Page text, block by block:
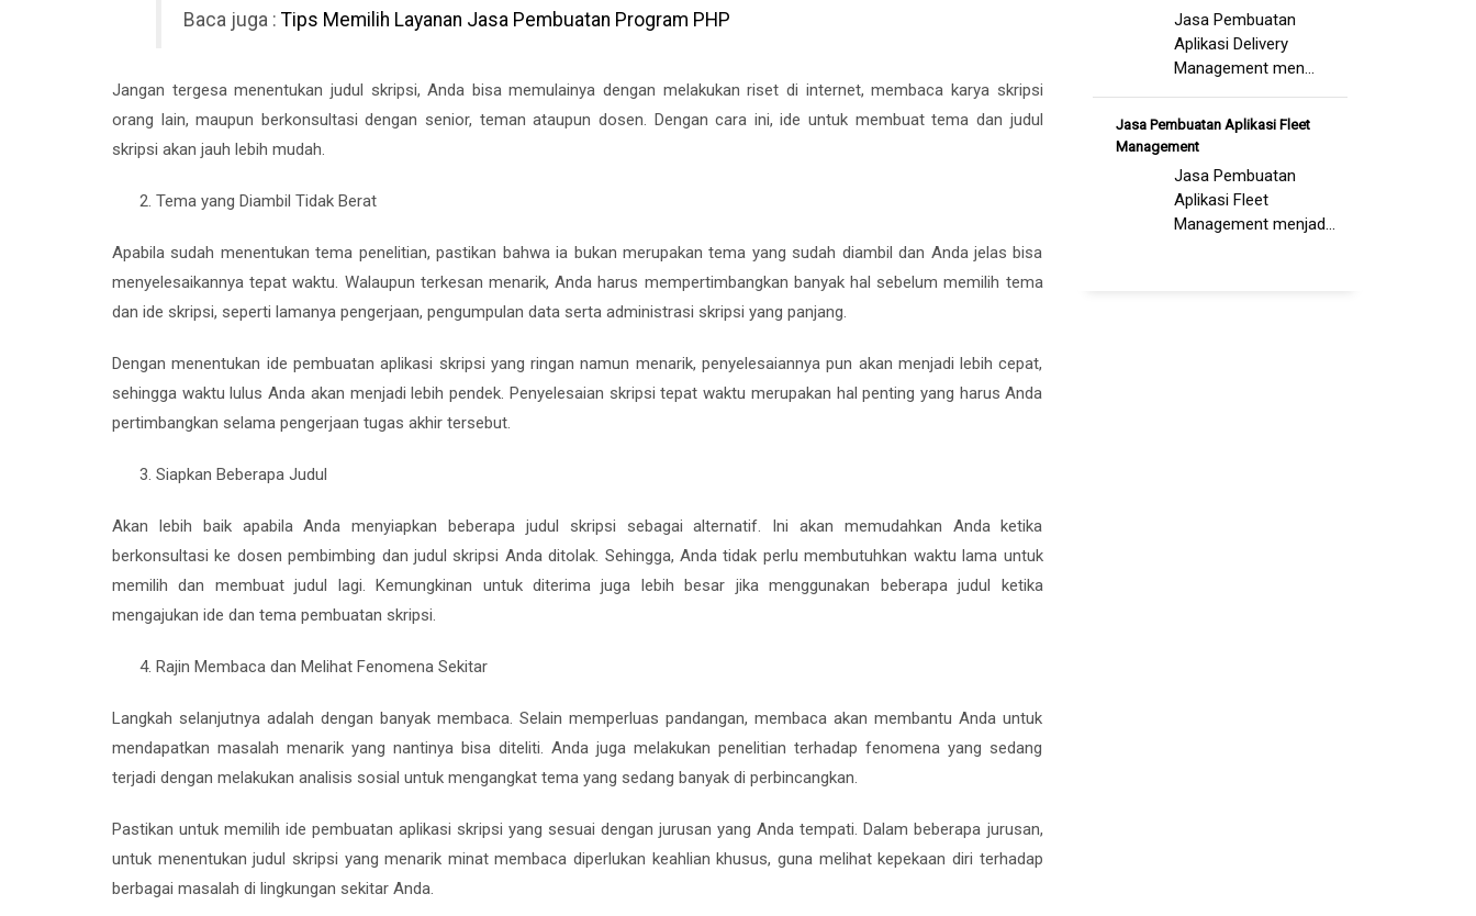
Baca juga : Tips Memilih Layanan Jasa Pembuatan Program PHP
Jangan tergesa menentukan judul skripsi, Anda bisa memulainya dengan melakukan riset di internet, membaca karya skripsi
orang lain, maupun berkonsultasi dengan senior, teman ataupun dosen. Dengan cara ini, ide untuk membuat tema dan judul
skripsi akan jauh lebih mudah.
Tema yang Diambil Tidak Berat
Apabila sudah menentukan tema penelitian, pastikan bahwa ia bukan merupakan tema yang sudah diambil dan Anda jelas bisa
menyelesaikannya tepat waktu. Walaupun terkesan menarik, Anda harus mempertimbangkan banyak hal sebelum memilih tema
dan ide skripsi, seperti lamanya pengerjaan, pengumpulan data serta administrasi skripsi yang panjang.
Dengan menentukan ide pembuatan aplikasi skripsi yang ringan namun menarik, penyelesaiannya pun akan menjadi lebih cepat,
sehingga waktu lulus Anda akan menjadi lebih pendek. Penyelesaian skripsi tepat waktu merupakan hal penting yang harus Anda
pertimbangkan selama pengerjaan tugas akhir tersebut.
Siapkan Beberapa Judul
Akan lebih baik apabila Anda menyiapkan beberapa judul skripsi sebagai alternatif. Ini akan memudahkan Anda ketika
berkonsultasi ke dosen pembimbing dan judul skripsi Anda ditolak. Sehingga, Anda tidak perlu membutuhkan waktu lama untuk
memilih dan membuat judul lagi. Kemungkinan untuk diterima juga lebih besar jika menggunakan beberapa judul ketika
mengajukan ide dan tema pembuatan skripsi.
Rajin Membaca dan Melihat Fenomena Sekitar
Langkah selanjutnya adalah dengan banyak membaca. Selain memperluas pandangan, membaca akan membantu Anda untuk
mendapatkan masalah menarik yang nantinya bisa diteliti. Anda juga melakukan penelitian terhadap fenomena yang sedang
terjadi dengan melakukan analisis sosial untuk mengangkat tema yang sedang banyak di perbincangkan.
Pastikan untuk memilih ide pembuatan aplikasi skripsi yang sesuai dengan jurusan yang Anda tempati. Dalam beberapa jurusan,
untuk menentukan judul skripsi yang menarik minat membaca diperlukan keahlian khusus, guna melihat kepekaan diri terhadap
berbagai masalah di lingkungan sekitar Anda.
Jasa Pembuatan
Aplikasi Delivery
Management men...
Jasa Pembuatan Aplikasi Fleet
Management
Jasa Pembuatan
Aplikasi Fleet
Management menjad...